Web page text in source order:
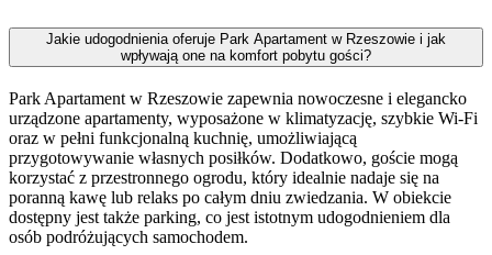
Jakie udogodnienia oferuje Park Apartament w Rzeszowie i jak
wpływają one na komfort pobytu gości?
Park Apartament w Rzeszowie zapewnia nowoczesne i elegancko
urządzone apartamenty, wyposażone w klimatyzację, szybkie Wi-Fi
oraz w pełni funkcjonalną kuchnię, umożliwiającą
przygotowywanie własnych posiłków. Dodatkowo, goście mogą
korzystać z przestronnego ogrodu, który idealnie nadaje się na
poranną kawę lub relaks po całym dniu zwiedzania. W obiekcie
dostępny jest także parking, co jest istotnym udogodnieniem dla
osób podróżujących samochodem.